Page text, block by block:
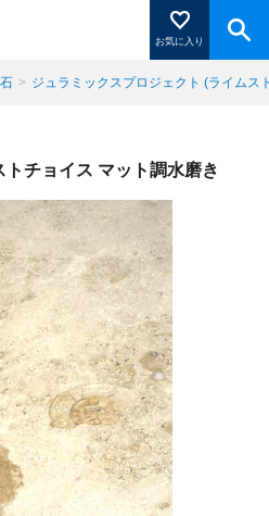
お気に入り
入り登録」を押すと登録した
。
閉じる
> ジュラミックスプロジェクト (ライムス
チョイス マット調水磨き